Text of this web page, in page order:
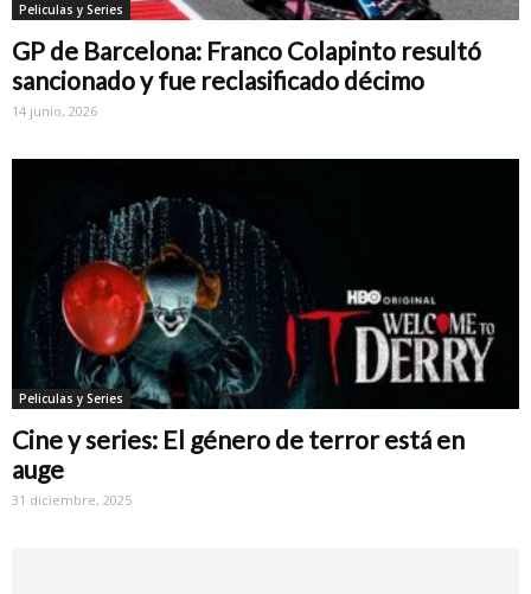
Peliculas y Series
GP de Barcelona: Franco Colapinto resultó
sancionado y fue reclasificado décimo
14 junio, 2026
Peliculas y Series
Cine y series: El género de terror está en
auge
31 diciembre, 2025